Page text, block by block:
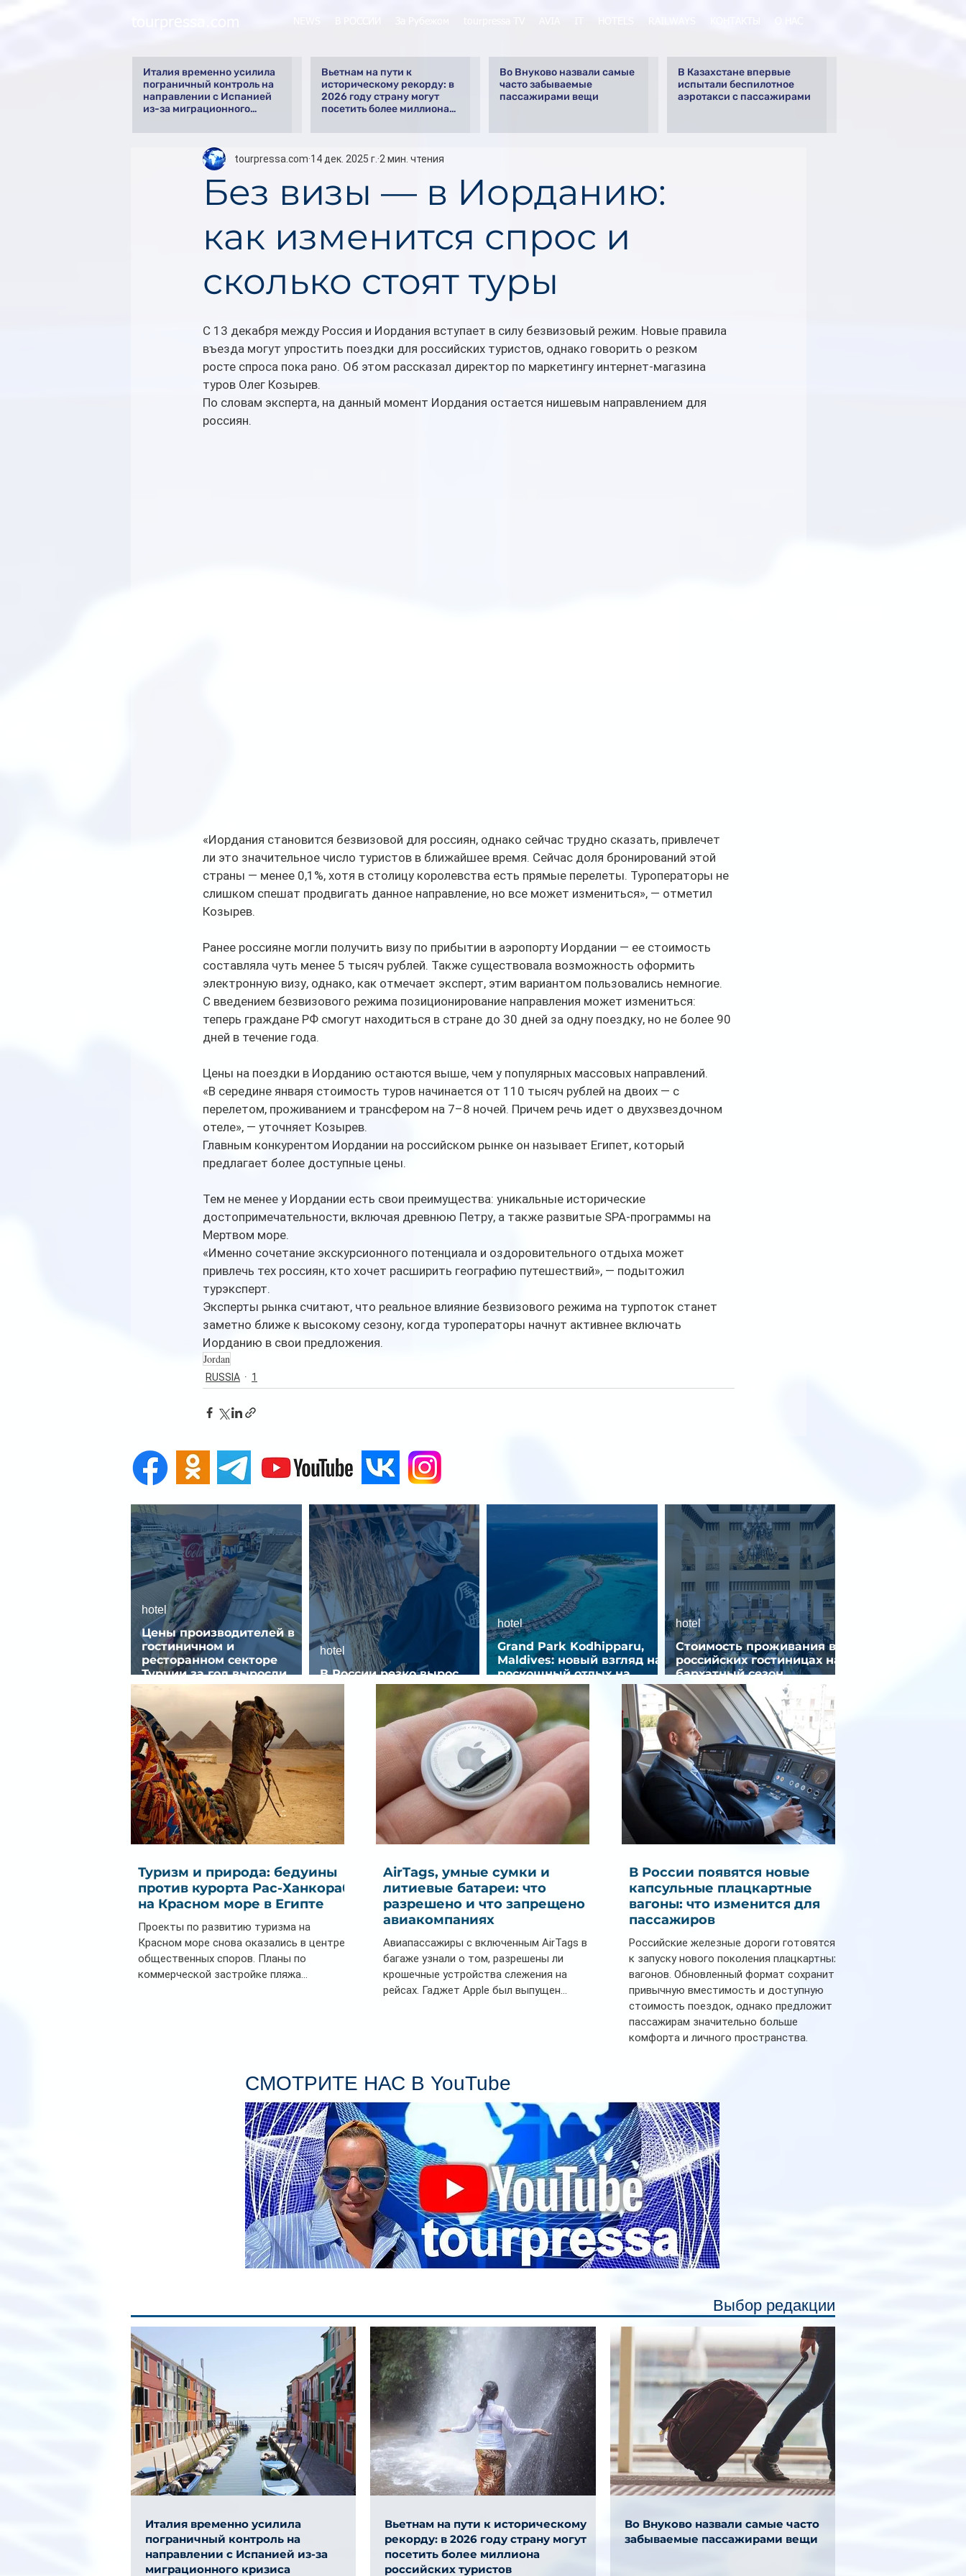
Италия временно усилила
пограничный контроль на
направлении с Испанией
из-за миграционного
Вьетнам на пути к
историческому рекорду: в
2026 году страну могут
посетить более миллиона
Во Внуково назвали самые
часто забываемые
пассажирами вещи
В Казахстане впервые
испытали беспилотное
аэротакси с пассажирами
Без визы — в Иорданию:
как изменится спрос и
сколько стоят туры
tourpressa.com 14 дек. 2025 г. 2 мин. чтения
С 13 декабря между Россия и Иордания вступает в силу безвизовый режим. Новые правила
въезда могут упростить поездки для российских туристов, однако говорить о резком
росте спроса пока рано. Об этом рассказал директор по маркетингу интернет-магазина
туров Олег Козырев.
По словам эксперта, на данный момент Иордания остается нишевым направлением для
россиян.
«Иордания становится безвизовой для россиян, однако сейчас трудно сказать, привлечет
ли это значительное число туристов в ближайшее время. Сейчас доля бронирований этой
страны — менее 0,1%, хотя в столицу королевства есть прямые перелеты. Туроператоры не
слишком спешат продвигать данное направление, но все может измениться», — отметил
Козырев.
Ранее россияне могли получить визу по прибытии в аэропорту Иордании — ее стоимость
составляла чуть менее 5 тысяч рублей. Также существовала возможность оформить
электронную визу, однако, как отмечает эксперт, этим вариантом пользовались немногие.
С введением безвизового режима позиционирование направления может измениться:
теперь граждане РФ смогут находиться в стране до 30 дней за одну поездку, но не более 90
дней в течение года.
Цены на поездки в Иорданию остаются выше, чем у популярных массовых направлений.
«В середине января стоимость туров начинается от 110 тысяч рублей на двоих — с
перелетом, проживанием и трансфером на 7–8 ночей. Причем речь идет о двухзвездочном
отеле», — уточняет Козырев.
Главным конкурентом Иордании на российском рынке он называет Египет, который
предлагает более доступные цены.
Тем не менее у Иордании есть свои преимущества: уникальные исторические
достопримечательности, включая древнюю Петру, а также развитые SPA-программы на
Мертвом море.
«Именно сочетание экскурсионного потенциала и оздоровительного отдыха может
привлечь тех россиян, кто хочет расширить географию путешествий», — подытожил
турэксперт.
Эксперты рынка считают, что реальное влияние безвизового режима на турпоток станет
заметно ближе к высокому сезону, когда туроператоры начнут активнее включать
Иорданию в свои предложения.
Jordan
RUSSIA 1
Цены производителей в
гостиничном и
ресторанном секторе
Турции за год выросли
почти на 32%
hotel
В России резко вырос
спрос на отели без звезд
hotel
Grand Park Kodhipparu,
Maldives: новый взгляд на
роскошный отдых на
Мальдивах
hotel
Стоимость проживания в
российских гостиницах на
бархатный сезон
снизилась на 9%
hotel
Туризм и природа: бедуины
против курорта Рас-Ханкораб
на Красном море в Египте
Проекты по развитию туризма на
Красном море снова оказались в центре
общественных споров. Планы по
коммерческой застройке пляжа...
AirTags, умные сумки и
литиевые батареи: что
разрешено и что запрещено в
авиакомпаниях
Авиапассажиры с включенным AirTags в
багаже узнали о том, разрешены ли
крошечные устройства слежения на
рейсах. Гаджет Apple был выпущен...
В России появятся новые
капсульные плацкартные
вагоны: что изменится для
пассажиров
Российские железные дороги готовятся
к запуску нового поколения плацкартных
вагонов. Обновленный формат сохранит
привычную вместимость и доступную
стоимость поездок, однако предложит
пассажирам значительно больше
комфорта и личного пространства.
индивидуальные шторки у каждого
спального места. Они позволят
пассажирам закрыть свою полку во
время сна или отдыха, создав ощуще
СМОТРИТЕ НАС В YouTube
Выбор редакции
Италия временно усилила
пограничный контроль на
направлении с Испанией из-за
миграционного кризиса
Вьетнам на пути к историческому
рекорду: в 2026 году страну могут
посетить более миллиона
российских туристов
Во Внуково назвали самые часто
забываемые пассажирами вещи